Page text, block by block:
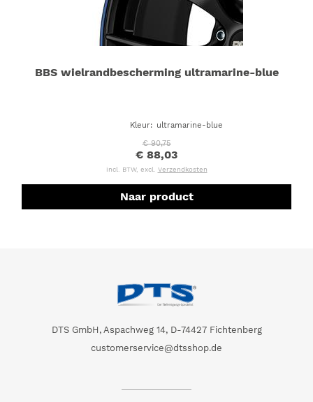
BBS wielrandbescherming ultramarine-blue
Kleur: ultramarine-blue
€ 90,75
€ 88,03
incl. BTW, excl. Verzendkosten
Naar product
DTS GmbH, Aspachweg 14, D-74427 Fichtenberg
customerservice@dtsshop.de